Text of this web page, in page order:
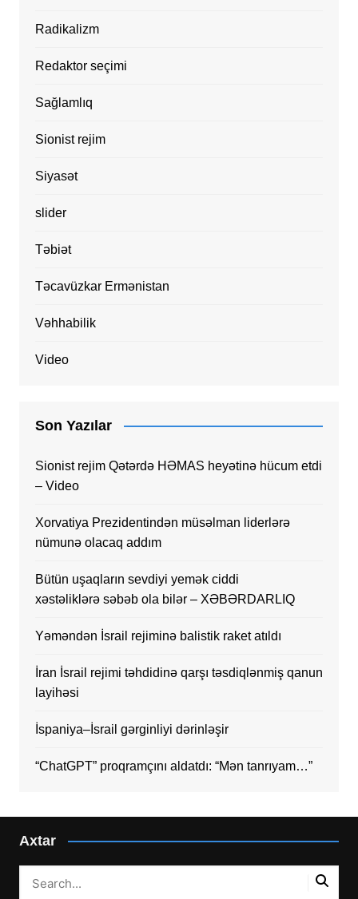
Radikalizm
Redaktor seçimi
Sağlamlıq
Sionist rejim
Siyasət
slider
Təbiət
Təcavüzkar Ermənistan
Vəhhabilik
Video
Son Yazılar
Sionist rejim Qətərdə HƏMAS heyətinə hücum etdi
– Video
Xorvatiya Prezidentindən müsəlman liderlərə
nümunə olacaq addım
Bütün uşaqların sevdiyi yemək ciddi
xəstəliklərə səbəb ola bilər – XƏBƏRDARLIQ
Yəməndən İsrail rejiminə balistik raket atıldı
İran İsrail rejimi təhdidinə qarşı təsdiqlənmiş qanun
layihəsi
İspaniya–İsrail gərginliyi dərinləşir
“ChatGPT” proqramçını aldatdı: “Mən tanrıyam…”
Axtar